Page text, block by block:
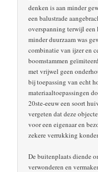
denken is aan minder
een balustrade
overspanning terwijl
minder duurzaam was
combinatie van ijzer en
boomstammen
met vrijwel geen
bij toepassing van echt
materiaaltoepassingen
20ste-eeuw een soort
vergeten dat deze
voor een eigenaar en
zekere verrukking
De buitenplaats diende
verwonderen en